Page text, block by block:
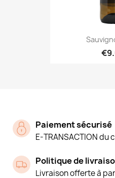
Paiement sécurisé
E-TRANSACTION
Politique de
Livraison offerte à